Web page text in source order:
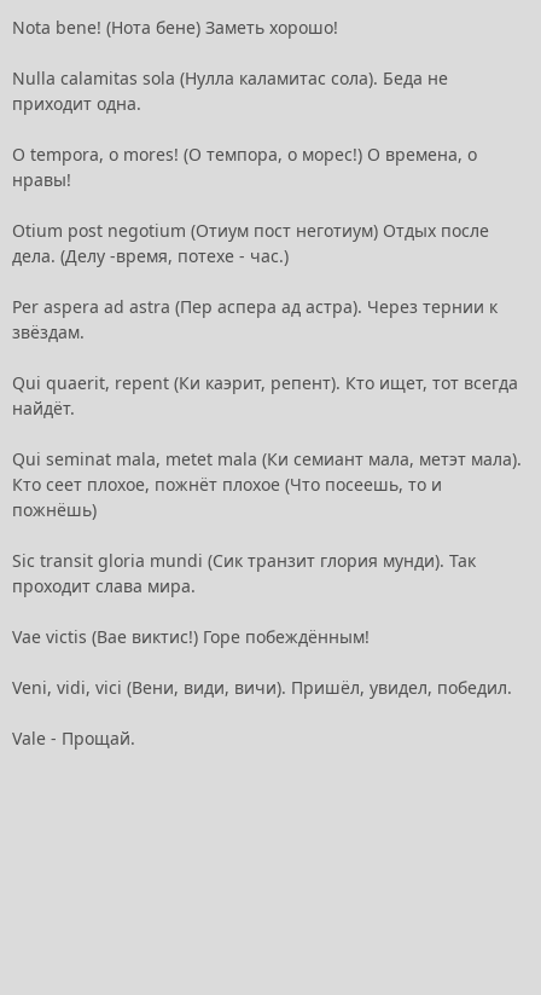
Nota bene! (Нота бене) Заметь хорошо!
Nulla calamitas sola (Нулла каламитас сола). Беда не
приходит одна.
O tempora, о mores! (О темпора, о морес!) О времена, о
нравы!
Otium post negotium (Отиум пост неготиум) Отдых после
дела. (Делу -время, потехе - час.)
Per aspera ad astra (Пер аспера ад астра). Через тернии к
звёздам.
Qui quaerit, repent (Ки каэрит, репент). Кто ищет, тот всегда
найдёт.
Qui seminat mala, metet mala (Ки семиант мала, метэт мала).
Кто сеет плохое, пожнёт плохое (Что посеешь, то и
пожнёшь)
Sic transit gloria mundi (Сик транзит глория мунди). Так
проходит слава мира.
Vae victis (Вае виктис!) Горе побеждённым!
Veni, vidi, vici (Вени, види, вичи). Пришёл, увидел, победил.
Vale - Прощай.